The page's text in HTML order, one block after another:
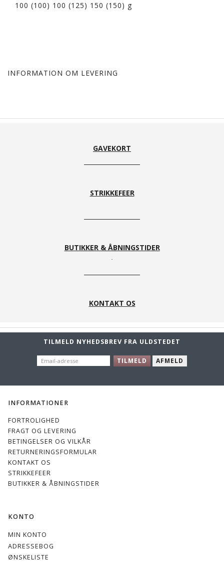
100 (100) 100 (125) 150 (150) g
INFORMATION OM LEVERING
GAVEKORT
STRIKKEFEER
BUTIKKER & ÅBNINGSTIDER
KONTAKT OS
TILMELD NYHEDSBREV FRA ULDSTEDET
EMAIL-
ADRESSE
TILMELD AFMELD
INFORMATIONER
FORTROLIGHED
FRAGT OG LEVERING
BETINGELSER OG VILKÅR
RETURNERINGSFORMULAR
KONTAKT OS
STRIKKEFEER
BUTIKKER & ÅBNINGSTIDER
KONTO
MIN KONTO
ADRESSEBOG
ØNSKELISTE